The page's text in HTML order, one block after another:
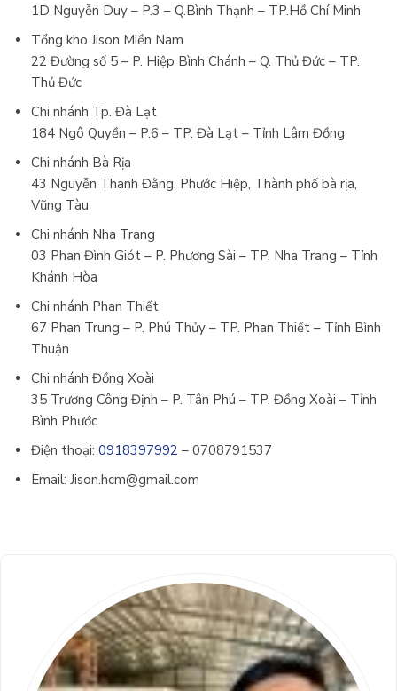
1D Nguyễn Duy – P.3 – Q.Bình Thạnh – TP.Hồ Chí Minh
Tổng kho Jison Miền Nam
22 Đường số 5 – P. Hiệp Bình Chánh – Q. Thủ Đức – TP.
Thủ Đức
Chi nhánh Tp. Đà Lạt
184 Ngô Quyền – P.6 – TP. Đà Lạt – Tỉnh Lâm Đồng
Chi nhánh Bà Rịa
43 Nguyễn Thanh Đằng, Phước Hiệp, Thành phố bà rịa,
Vũng Tàu
Chi nhánh Nha Trang
03 Phan Đình Giót – P. Phương Sài – TP. Nha Trang – Tỉnh
Khánh Hòa
Chi nhánh Phan Thiết
67 Phan Trung – P. Phú Thủy – TP. Phan Thiết – Tỉnh Bình
Thuận
Chi nhánh Đồng Xoài
35 Trương Công Định – P. Tân Phú – TP. Đồng Xoài – Tỉnh
Bình Phước
Điện thoại: 0918397992 – 0708791537
Email: Jison.hcm@gmail.com